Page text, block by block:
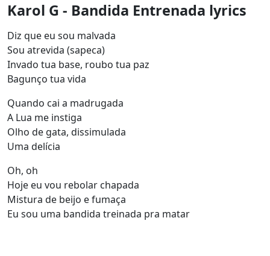
Karol G - Bandida Entrenada lyrics
Diz que eu sou malvada
Sou atrevida (sapeca)
Invado tua base, roubo tua paz
Bagunço tua vida
Quando cai a madrugada
A Lua me instiga
Olho de gata, dissimulada
Uma delícia
Oh, oh
Hoje eu vou rebolar chapada
Mistura de beijo e fumaça
Eu sou uma bandida treinada pra matar